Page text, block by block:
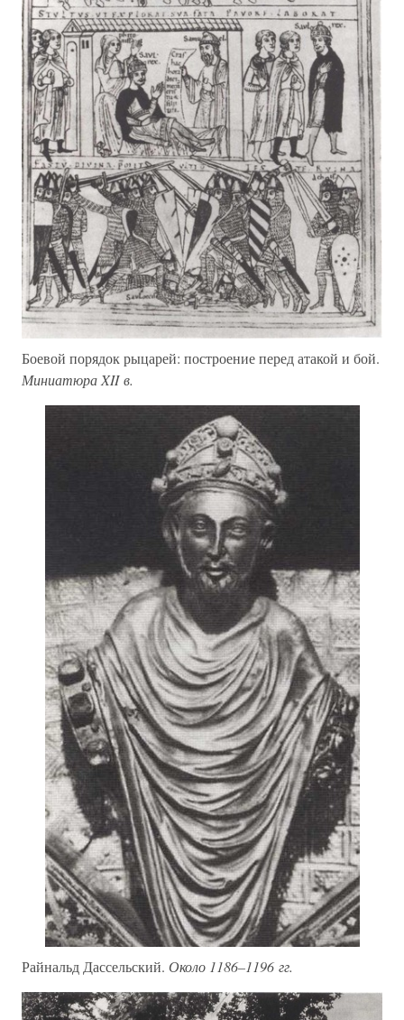
Боевой порядок рыцарей: построение перед атакой и бой.
Миниатюра XII в.
Райнальд Дассельский. Около 1186–1196 гг.